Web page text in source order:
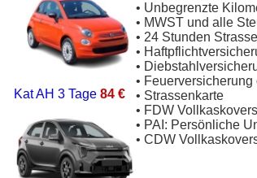
Kat AH 3 Tage 84 €
• Unbegrenzte
• MWST und alle
• 24 Stunden
•
•
•
• Strassenkarte
• FDW
• PAI: Persönliche
• CDW